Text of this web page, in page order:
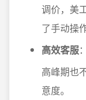
调价，美
了手动操
高效客服
高峰期也
意度。